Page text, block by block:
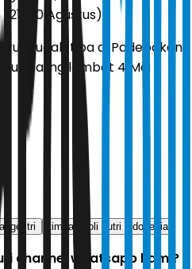
Agustus).
sudah tiba di Padepokan
paling lambat 4 Mei
timnas voli putri indonesia
channel whatsapp kami?